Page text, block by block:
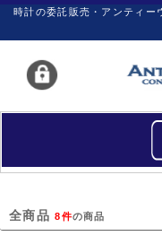
時計の委託販売・アンティ
買いたい
全商品8件の商品